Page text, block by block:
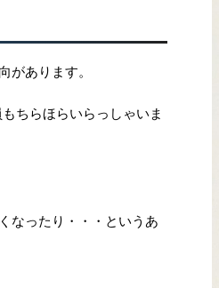
があります。
ちらほらいらっしゃいま
なったり・・・というあ